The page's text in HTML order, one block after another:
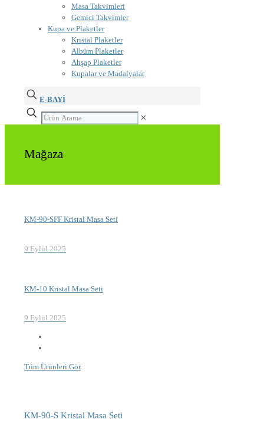
Masa Takvimleri
Gemici Takvimler
Kupa ve Plaketler
Kristal Plaketler
Albüm Plaketler
Ahşap Plaketler
Kupalar ve Madalyalar
E-BAYİ
✕
Mağaza
KM-90-SFF Kristal Masa Seti
9 Eylül 2025
KM-10 Kristal Masa Seti
9 Eylül 2025
Tüm Ürünleri Gör
KM-90-S Kristal Masa Seti